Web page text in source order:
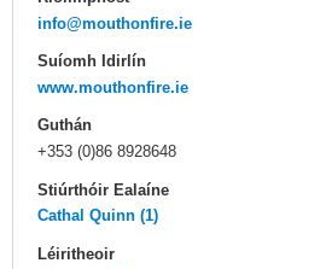
info@mouthonfire.ie
Suíomh Idirlín
www.mouthonfire.ie
Guthán
+353 (0)86 8928648
Stiúrthóir Ealaíne
Cathal Quinn (1)
Léiritheoir